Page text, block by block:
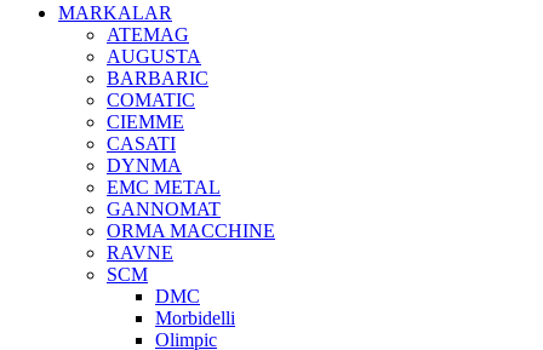
MARKALAR
ATEMAG
AUGUSTA
BARBARIC
COMATIC
CIEMME
CASATI
DYNMA
EMC METAL
GANNOMAT
ORMA MACCHINE
RAVNE
SCM
DMC
Morbidelli
Olimpic